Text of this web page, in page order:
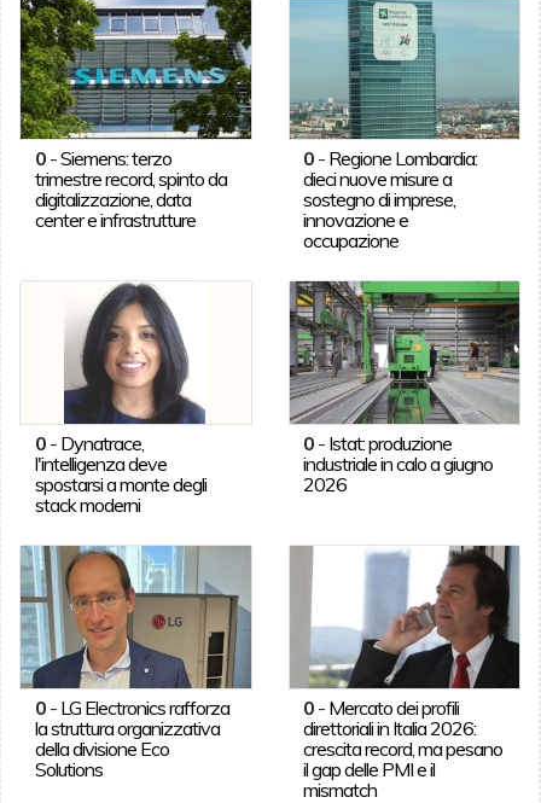
0-Siemens: terzo
trimestre record, spinto da
digitalizzazione, data
center e infrastrutture
0 - Regione Lombardia:
dieci nuove misure a
sostegno di imprese,
innovazione e
occupazione
0- Dynatrace,
l'intelligenza deve
spostarsi a monte degli
stack moderni
0 - Istat: produzione
industriale in calo a giugno
2026
0- LG Electronics rafforza
la struttura organizzativa
della divisione Eco
Solutions
0 - Mercato dei profili
direttoriali in Italia 2026:
crescita record, ma pesano
il gap delle PMI e il
mismatch